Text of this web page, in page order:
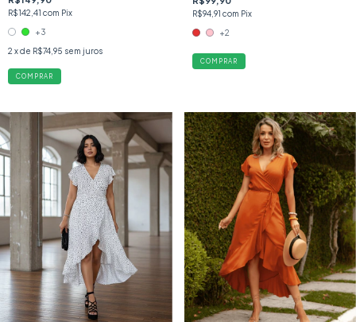
R$142,41 com Pix
+3
2 x de R$74,95 sem juros
COMPRAR
R$94,91 com Pix
+2
COMPRAR